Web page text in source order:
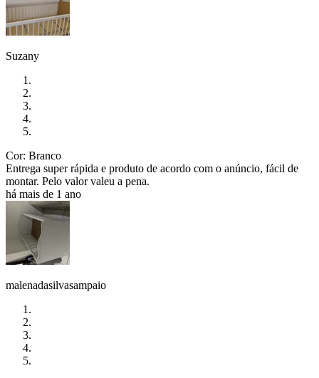
Suzany
Cor: Branco
Entrega super rápida e produto de acordo com o anúncio, fácil de
montar. Pelo valor valeu a pena.
há mais de 1 ano
malenadasilvasampaio